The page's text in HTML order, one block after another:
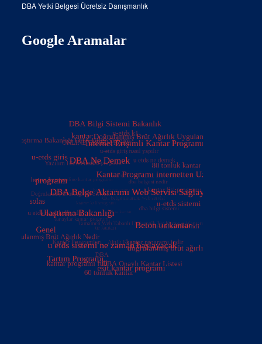
DBA Yetki Belgesi Ücretsiz Danışmanlık
Google Aramalar